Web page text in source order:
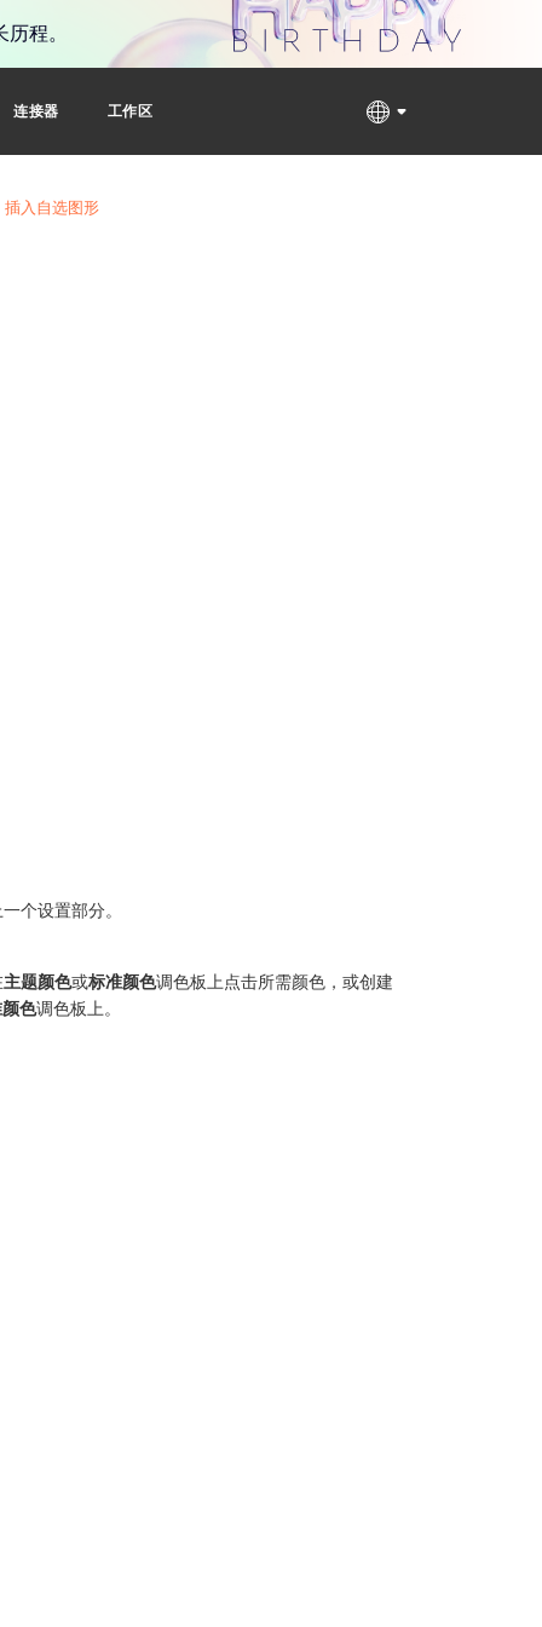
程。
连接器 工作区
插入自选图形
个设置部分。
主题颜色或标准颜色调色板上点击所需颜色，或创建
色调色板上。